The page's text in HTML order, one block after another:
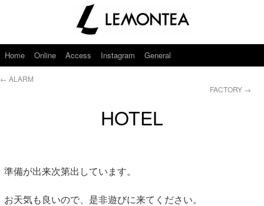
Home Online Access Instagram General
← ALARM
FACTORY →
HOTEL
準備が出来次第出しています。
お天気も良いので、是非遊びに来てください。